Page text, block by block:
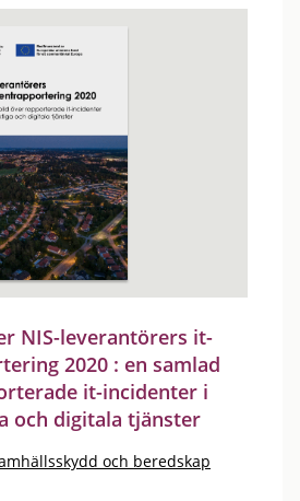
NIS-leverantörers it-
2020 : en samlad
it-incidenter i
och digitala tjänster
och beredskap